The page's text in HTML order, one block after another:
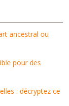
ancestral ou
pour des
: décryptez ce